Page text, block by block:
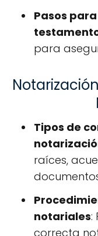
Pasos
para
Tipos de
raíces,
notariales:
correcta